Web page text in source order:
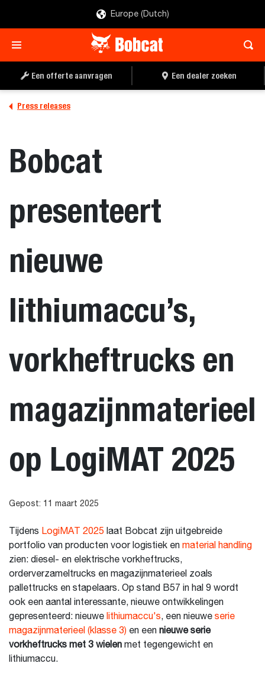
Europe (Dutch)
Een offerte aanvragen Een dealer zoeken
Press releases
Bobcat
presenteert
nieuwe
lithiumaccu’s,
vorkheftrucks en
magazijnmaterieel
op LogiMAT 2025
Gepost: 11 maart 2025
Tijdens LogiMAT 2025 laat Bobcat zijn uitgebreide
portfolio van producten voor logistiek en material handling
zien: diesel- en elektrische vorkheftrucks,
orderverzameltrucks en magazijnmaterieel zoals
pallettrucks en stapelaars. Op stand B57 in hal 9 wordt
ook een aantal interessante, nieuwe ontwikkelingen
gepresenteerd: nieuwe lithiumaccu's, een nieuwe serie
magazijnmaterieel (klasse 3) en een nieuwe serie
vorkheftrucks met 3 wielen met tegengewicht en
lithiumaccu.